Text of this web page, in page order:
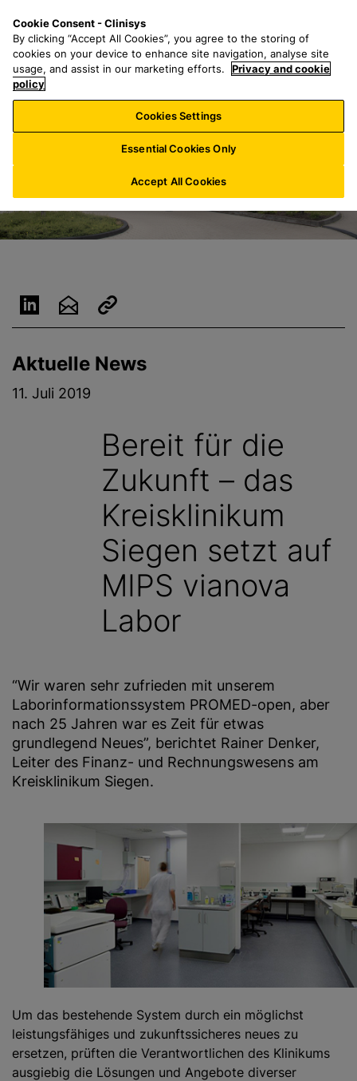
l
a
r
h
f
o
:
n
u
Aktuelle News
11. Juli 2019
Bereit für die
Zukunft – das
Kreisklinikum
Siegen setzt auf
MIPS vianova
Labor
“Wir waren sehr zufrieden mit unserem
Laborinformationssystem PROMED-open, aber
nach 25 Jahren war es Zeit für etwas
grundlegend Neues”, berichtet Rainer Denker,
Leiter des Finanz- und Rechnungswesens am
Kreisklinikum Siegen.
Um das bestehende System durch ein möglichst
leistungsfähiges und zukunftssicheres neues zu
ersetzen, prüften die Verantwortlichen des Klinikums
ausgiebig die Lösungen und Angebote diverser
Cookie Consent - Clinisys
By clicking “Accept All Cookies”, you agree to the storing of
cookies on your device to enhance site navigation, analyse site
usage, and assist in our marketing efforts.
Privacy and cookie
policy
Cookies Settings
Essential Cookies Only
Accept All Cookies